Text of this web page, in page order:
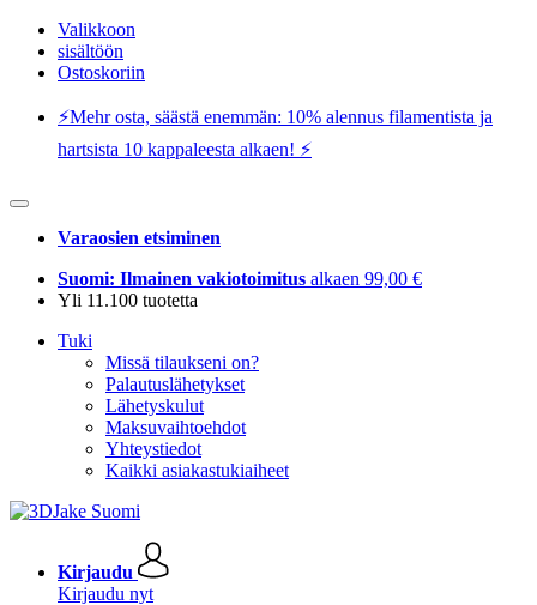
Valikkoon
sisältöön
Ostoskoriin
⚡️Mehr osta, säästä enemmän: 10% alennus filamentista ja
hartsista 10 kappaleesta alkaen! ⚡️
Varaosien etsiminen
Suomi: Ilmainen vakiotoimitus alkaen 99,00 €
Yli 11.100 tuotetta
Tuki
Missä tilaukseni on?
Palautuslähetykset
Lähetyskulut
Maksuvaihtoehdot
Yhteystiedot
Kaikki asiakastukiaiheet
Kirjaudu
Kirjaudu nyt